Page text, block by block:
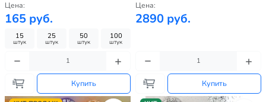
Цена:
165 руб.
15
штук
25
штук
50
штук
100
штук
Купить
Цена:
2890 руб.
Купить